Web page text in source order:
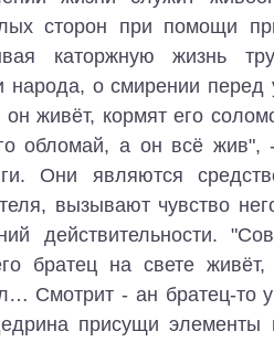
сторон при помощи
каторжную жизнь
народа, о смирении перед
живёт, кормят его
обломай, а он всё жив",
Они являются
вызывают чувство
действительности.
братец на свете
Смотрит - ан братец-то
присущи элементы